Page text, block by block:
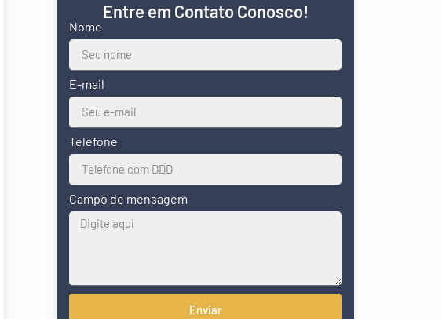
Entre em Contato Conosco!
Nome
E-mail
Telefone
Campo de mensagem
Enviar